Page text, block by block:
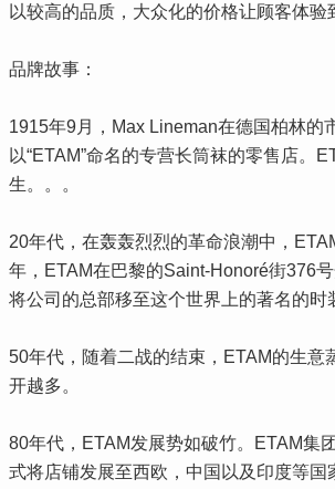
以较高的品质，大众化的价格让顾客体验
品牌故事：
1915年9月，Max Lineman在德国柏林的
以“ETAM”命名的专营长筒袜的零售店。
生。。。
20年代，在轰轰烈烈的革命浪潮中，
年，ETAM在巴黎的Saint-Honoré街376
将公司的总部移至这个世界上的著名的时
50年代，随着二战的结束，ETAM的生意
开越多。
80年代，ETAM发展势如破竹。ETAM集
式将店铺发展至西欧，中国以及印度等国